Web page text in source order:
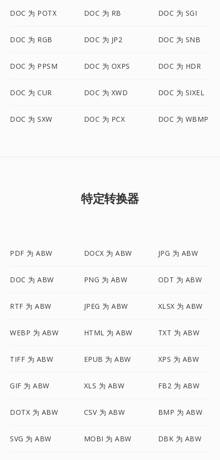
DOC 为 POTX DOC 为 RB DOC 为 SGI
DOC 为 RGB DOC 为 JP2 DOC 为 SNB
DOC 为 PPSM DOC 为 OXPS DOC 为 HDR
DOC 为 CUR DOC 为 XWD DOC 为 SIXEL
DOC 为 SXW DOC 为 PCX DOC 为 WBMP
特定转换器
PDF 为 ABW DOCX 为 ABW JPG 为 ABW
DOC 为 ABW PNG 为 ABW ODT 为 ABW
RTF 为 ABW JPEG 为 ABW XLSX 为 ABW
WEBP 为 ABW HTML 为 ABW TXT 为 ABW
TIFF 为 ABW EPUB 为 ABW XPS 为 ABW
GIF 为 ABW XLS 为 ABW FB2 为 ABW
DOTX 为 ABW CSV 为 ABW BMP 为 ABW
SVG 为 ABW MOBI 为 ABW DBK 为 ABW